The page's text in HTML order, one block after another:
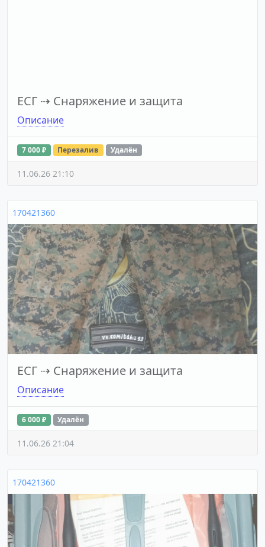
ЕСГ ⇢ Снаряжение и защита
Описание
7 000 ₽ Перезалив Удалён
11.06.26 21:10
170421360
ЕСГ ⇢ Снаряжение и защита
Описание
6 000 ₽ Удалён
11.06.26 21:04
170421360